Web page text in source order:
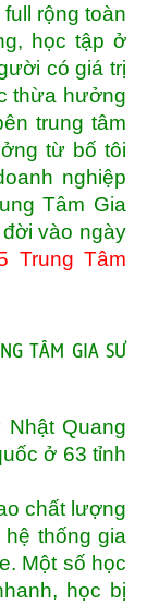
rộng toàn
học tập ở
có giá trị
thừa hưởng
trung tâm
từ bố tôi
nghiệp
Tâm Gia
vào ngày
Trung Tâm
TÂM GIA SƯ
Quang
ở 63 tỉnh
chất lượng
thống gia
Một số học
học bị